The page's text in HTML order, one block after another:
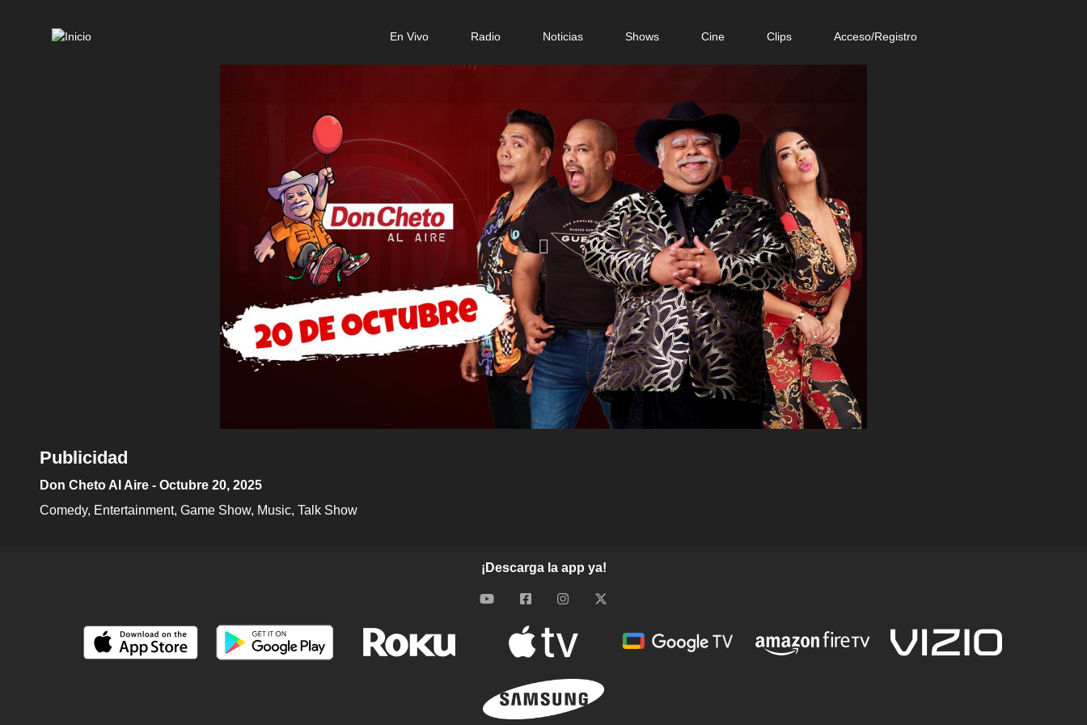
En Vivo Radio Noticias Shows Cine Clips Acceso/Registro
Publicidad
Don Cheto Al Aire - Octubre 20, 2025
Comedy
Entertainment Game Show Music Talk Show
¡Descarga la app ya!